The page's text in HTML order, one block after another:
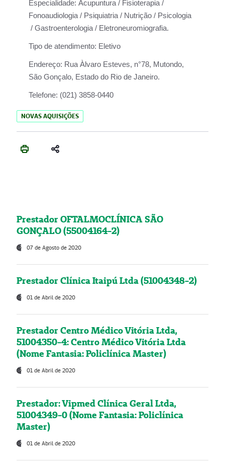
Especialidade: Acupuntura / Fisioterapia /
Fonoaudiologia / Psiquiatria / Nutrição / Psicologia
/ Gastroenterologia / Eletroneuromiografia.
Tipo de atendimento: Eletivo
Endereço: Rua Àlvaro Esteves, n°78, Mutondo,
São Gonçalo, Estado do Rio de Janeiro.
Telefone: (021) 3858-0440
NOVAS AQUISIÇÕES
Prestador OFTALMOCLÍNICA SÃO
GONÇALO (55004164-2)
07 de Agosto de 2020
Prestador Clínica Itaipú Ltda (51004348-2)
01 de Abril de 2020
Prestador Centro Médico Vitória Ltda,
51004350-4: Centro Médico Vitória Ltda
(Nome Fantasia: Policlínica Master)
01 de Abril de 2020
Prestador: Vipmed Clínica Geral Ltda,
51004349-0 (Nome Fantasia: Policlínica
Master)
01 de Abril de 2020